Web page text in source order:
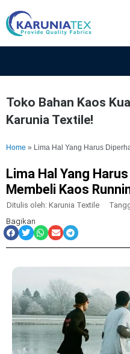
ke
konten
Toko Bahan Kaos
Karunia Textile!
Home » Lima Hal Yang Harus
Lima Hal Yang
Membeli Kaos
Ditulis oleh: Karunia Textile
Bagikan